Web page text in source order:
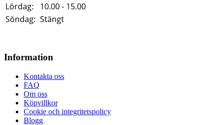
Lördag:
10.00 - 15.00
Söndag: Stängt
Information
Kontakta oss
FAQ
Om oss
Köpvillkor
Cookie och integritetspolicy
Blogg